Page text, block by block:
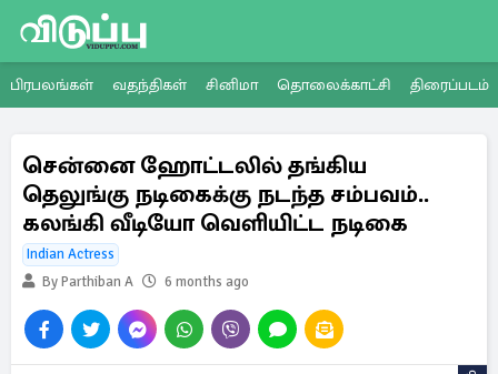
பிரபலங்கள் வதந்திகள் சினிமா தொலைக்காட்சி திரைப்படம்
சென்னை ஹோட்டலில் தங்கிய
தெலுங்கு நடிகைக்கு நடந்த சம்பவம்..
கலங்கி வீடியோ வெளியிட்ட நடிகை
Indian Actress
By Parthiban A
6 months ago